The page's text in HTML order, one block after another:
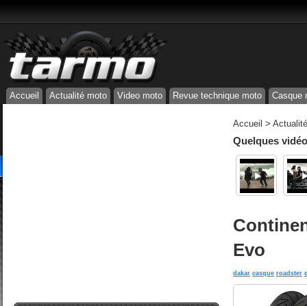
Accueil Actualité moto Video moto Revue technique moto Casque
Accueil >
Quelques
Evo
dakar casque roadster